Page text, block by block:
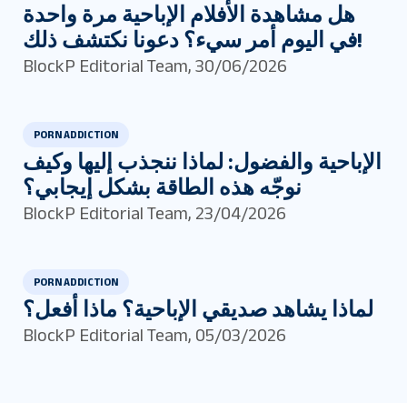
هل مشاهدة الأفلام الإباحية مرة واحدة
في اليوم أمر سيء؟ دعونا نكتشف ذلك!
BlockP Editorial Team, 30/06/2026
PORN ADDICTION
الإباحية والفضول: لماذا ننجذب إليها وكيف
نوجّه هذه الطاقة بشكل إيجابي؟
BlockP Editorial Team, 23/04/2026
PORN ADDICTION
لماذا يشاهد صديقي الإباحية؟ ماذا أفعل؟
BlockP Editorial Team, 05/03/2026